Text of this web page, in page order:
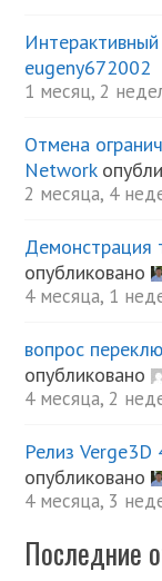
eugeny672002
1 месяц, 2
Отмена
Network
2 месяца, 4
Демонстрация
опубликовано
4 месяца, 1
вопрос
опубликовано
4 месяца, 2
Релиз
опубликовано
4 месяца, 3
Последние